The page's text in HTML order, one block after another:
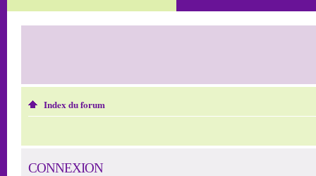
Index du forum
CONNEXION